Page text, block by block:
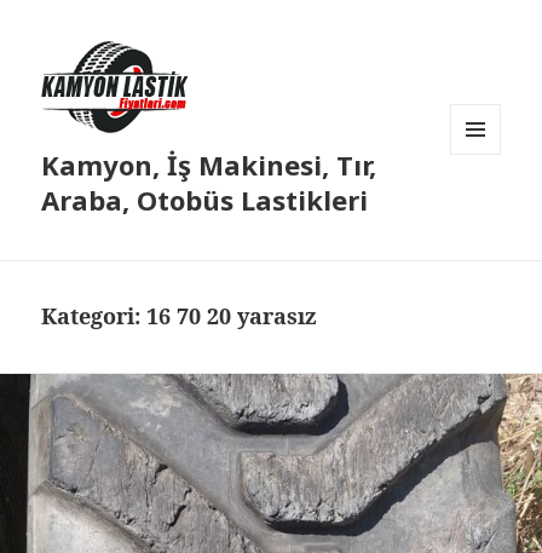
Kamyon, İş Makinesi, Tır,
Araba, Otobüs Lastikleri
Kategori:16 70 20 yarasız